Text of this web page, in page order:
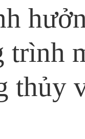
trình
thủy